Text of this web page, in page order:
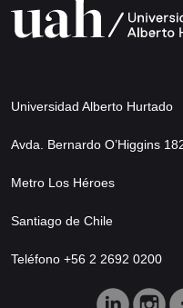
Universidad Alberto Hurtado
Avda. Bernardo O’Higgins
Metro Los Héroes
Santiago de Chile
Teléfono +56 2 2692 0200